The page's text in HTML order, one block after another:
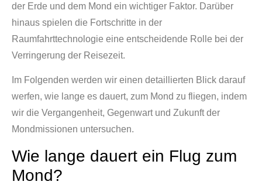
der Erde und dem Mond ein wichtiger Faktor. Darüber
hinaus spielen die Fortschritte in der
Raumfahrttechnologie eine entscheidende Rolle bei der
Verringerung der Reisezeit.
Im Folgenden werden wir einen detaillierten Blick darauf
werfen, wie lange es dauert, zum Mond zu fliegen, indem
wir die Vergangenheit, Gegenwart und Zukunft der
Mondmissionen untersuchen.
Wie lange dauert ein Flug zum
Mond?